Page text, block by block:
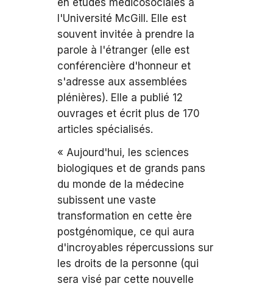
en études médicosociales à
l'Université McGill. Elle est
souvent invitée à prendre la
parole à l'étranger (elle est
conférencière d'honneur et
s'adresse aux assemblées
plénières). Elle a publié 12
ouvrages et écrit plus de 170
articles spécialisés.
« Aujourd'hui, les sciences
biologiques et de grands pans
du monde de la médecine
subissent une vaste
transformation en cette ère
postgénomique, ce qui aura
d'incroyables répercussions sur
les droits de la personne (qui
sera visé par cette nouvelle